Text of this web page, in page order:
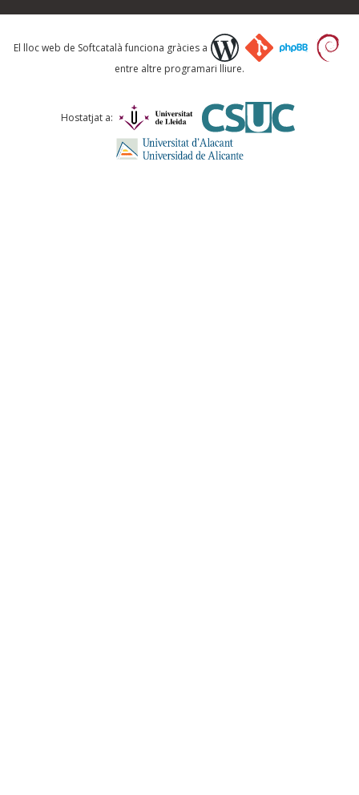
Què proposeu?
Comentari *
El lloc web de Softcatalà funciona gràcies a
entre altre programari lliure.
Hostatjat a: